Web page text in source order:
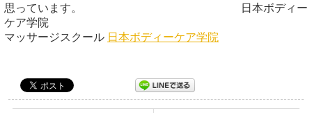
思っています。 日本ボディー
ケア学院
マッサージスクール 日本ボディーケア学院